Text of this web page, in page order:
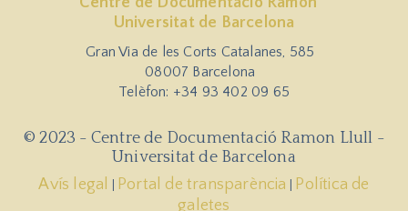
Universitat de Barcelona
Gran Via de les Corts Catalanes, 585
08007 Barcelona
Telèfon: +34 93 402 09 65
© 2023 - Centre de Documentació Ramon Llull -
Universitat de Barcelona
Avís legal
Portal de transparència Política de
galetes